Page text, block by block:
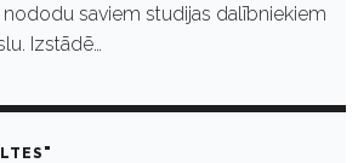
saviem studijas dalībniekiem
Izstādē…